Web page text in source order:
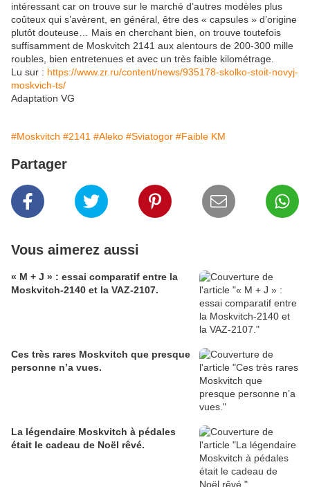
intéressant car on trouve sur le marché d’autres modèles plus
coûteux qui s’avèrent, en général, être des « capsules » d’origine
plutôt douteuse… Mais en cherchant bien, on trouve toutefois
suffisamment de Moskvitch 2141 aux alentours de 200-300 mille
roubles, bien entretenues et avec un très faible kilométrage.
Lu sur : https://www.zr.ru/content/news/935178-skolko-stoit-novyj-
moskvich-ts/
Adaptation VG
#Moskvitch #2141 #Aleko #Sviatogor #Faible KM
Partager
Vous aimerez aussi
« M + J » : essai comparatif entre la
Moskvitch-2140 et la VAZ-2107.
Ces très rares Moskvitch que presque
personne n’a vues.
La légendaire Moskvitch à pédales
était le cadeau de Noël rêvé.